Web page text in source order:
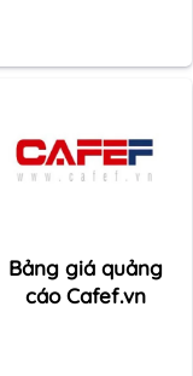
Bảng giá quảng
cáo Cafef.vn